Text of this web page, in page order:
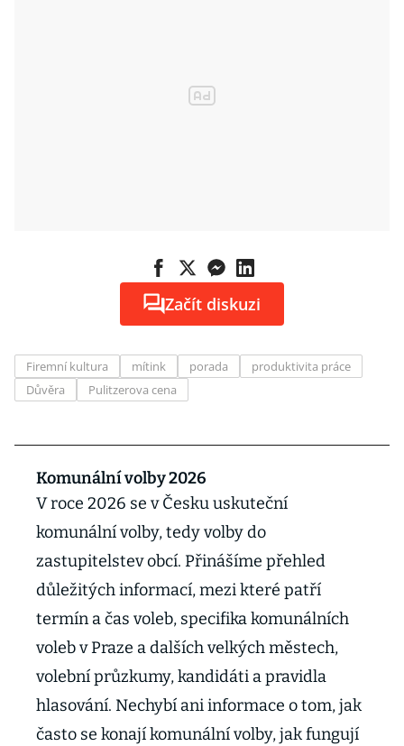
Začít diskuzi
Firemní kultura mítink porada
produktivita práce
Důvěra
Pulitzerova cena
Komunální volby 2026
V roce 2026 se v Česku uskuteční
komunální volby, tedy volby do
zastupitelstev obcí. Přinášíme přehled
důležitých informací, mezi které patří
termín a čas voleb, specifika komunálních
voleb v Praze a dalších velkých městech,
volební průzkumy, kandidáti a pravidla
hlasování. Nechybí ani informace o tom, jak
často se konají komunální volby, jak fungují